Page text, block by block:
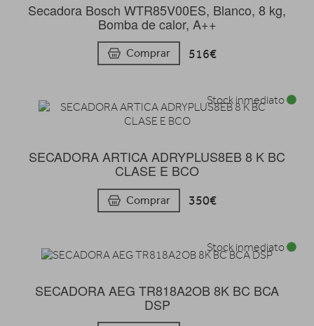
Secadora Bosch WTR85V00ES, Blanco, 8 kg,
Bomba de calor, A++
Comprar 516€
SECADORA ARTICA ADRYPLUS8EB 8 K BC
CLASE E BCO
Comprar 350€
Stock inmediato
SECADORA AEG TR818A2OB 8K BC BCA
DSP
Stock inmediato